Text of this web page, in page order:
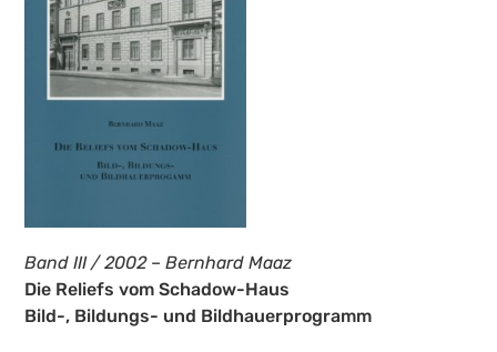
Band III / 2002 – Bernhard Maaz
Die Reliefs vom Schadow-Haus
Bild-, Bildungs- und Bildhauerprogramm